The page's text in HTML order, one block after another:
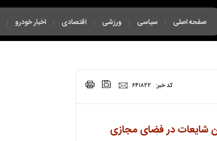
صفحه اصلی | سیاسی | ورزشی | اقتصادی | اخبار خودرو |
فکت لایف |
کد خبر: ۶۴۱۸۲۲
شایعات در فضای مجازی